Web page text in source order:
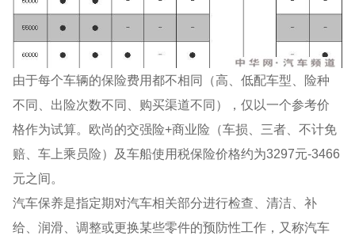
由于每个车辆的保险费用都不相同（高、低配车型、险种
不同、出险次数不同、购买渠道不同），仅以一个参考价
格作为试算。欧尚的交强险+商业险（车损、三者、不计免
赔、车上乘员险）及车船使用税保险价格约为3297元-3466
元之间。
汽车保养是指定期对汽车相关部分进行检查、清洁、补
给、润滑、调整或更换某些零件的预防性工作，又称汽车